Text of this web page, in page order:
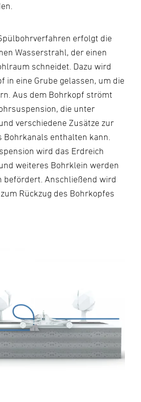
erfolgt die
Wasserstrahl, der einen
schneidet. Dazu wird
in eine Grube gelassen, um die
Aus dem Bohrkopf strömt
die unter
verschiedene Zusätze zur
enthalten kann.
wird das Erdreich
weiteres Bohrklein werden
befördert. Anschließend wird
Rückzug des Bohrkopfes